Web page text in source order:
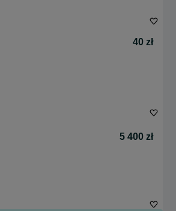
40 zł
5 400 zł